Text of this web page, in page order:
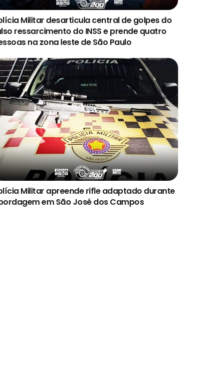
Militar desarticula central de golpes do
ressarcimento do INSS e prende quatro
na zona leste de São Paulo
Militar apreende rifle adaptado durante
em São José dos Campos